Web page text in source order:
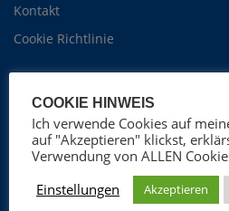
Kontakt
Cookie Richtlinie
Christof Störmer
Foto-Blog
ProGospel Chor
Fotografie
COOKIE HINWEIS
Ich verwende Cookies auf
auf "Akzeptieren" klickst,
Verwendung von ALLEN
Einstellungen
Akzeptieren